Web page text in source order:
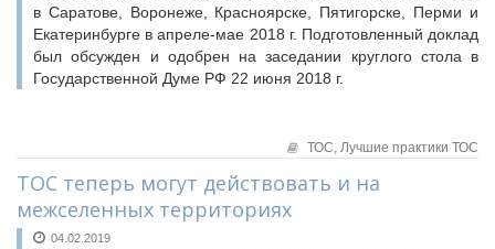
в Саратове, Воронеже, Красноярске, Пятигорске, Перми и
Екатеринбурге в апреле-мае 2018 г. Подготовленный доклад
был обсужден и одобрен на заседании круглого стола в
Государственной Думе РФ 22 июня 2018 г.
ТОС, Лучшие практики ТОС
ТОС теперь могут действовать и на
межселенных территориях
04.02.2019